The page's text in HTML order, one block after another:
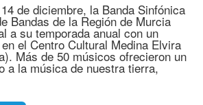
de diciembre, la Banda Sinfónica
Bandas de la Región de Murcia
a su temporada anual con un
el Centro Cultural Medina Elvira
Más de 50 músicos ofrecieron un
a la música de nuestra tierra,